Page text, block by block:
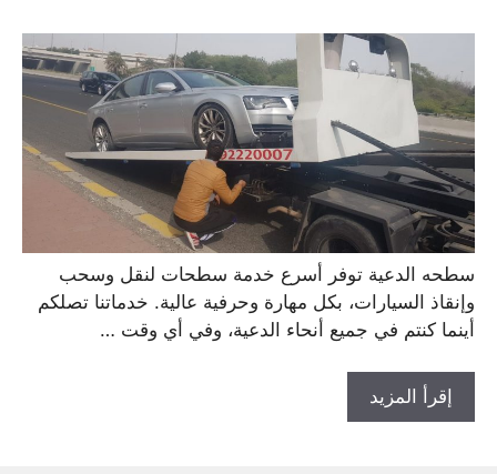
سطحه الدعية توفر أسرع خدمة سطحات لنقل وسحب
وإنقاذ السيارات، بكل مهارة وحرفية عالية. خدماتنا تصلكم
أينما كنتم في جميع أنحاء الدعية، وفي أي وقت …
إقرأ المزيد